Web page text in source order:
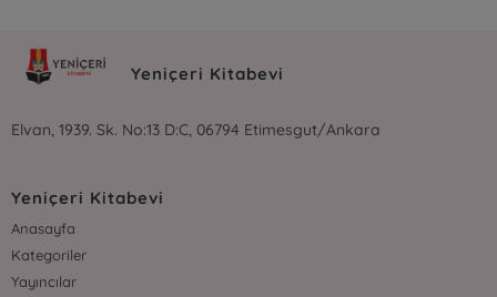
Yeniçeri Kitabevi
Elvan, 1939. Sk. No:13 D:C, 06794 Etimesgut/Ankara
Yeniçeri Kitabevi
Anasayfa
Kategoriler
Yayıncılar